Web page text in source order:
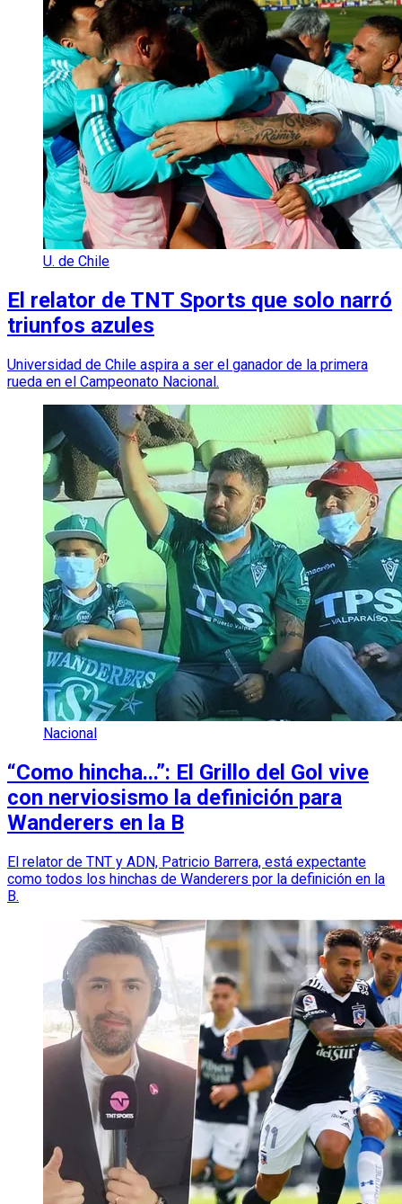
U. de Chile
El relator de TNT Sports que solo narró
triunfos azules
Universidad de Chile aspira a ser el ganador de la primera
rueda en el Campeonato Nacional.
Nacional
“Como hincha...”: El Grillo del Gol vive
con nerviosismo la definición para
Wanderers en la B
El relator de TNT y ADN, Patricio Barrera, está expectante
como todos los hinchas de Wanderers por la definición en la
B.